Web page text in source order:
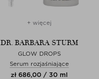
+ więcej
DR. BARBARA STURM
GLOW DROPS
Serum rozjaśniające
zł 686,00 / 30 ml